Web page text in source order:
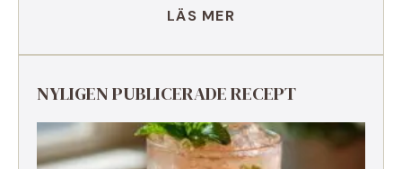
LÄS MER
NYLIGEN PUBLICERADE RECEPT